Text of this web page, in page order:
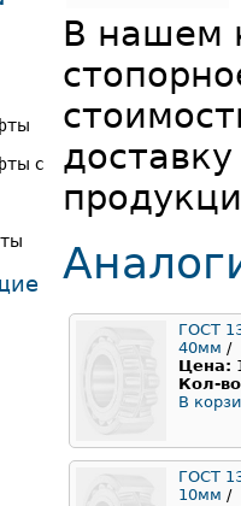
В нашем
ГОСТ
40мм /
Цена:
Кол-
В
ГОСТ
10мм /
с